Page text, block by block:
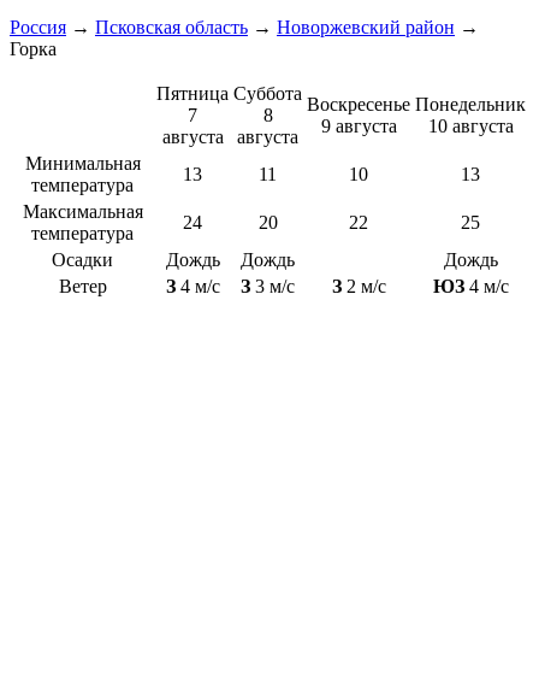
Россия → Псковская область → Новоржевский район →
Горка
Пятница
7
августа
Суббота
8
августа
Воскресенье
9 августа
Понедельник
10 августа
Минимальная
температура
13 11 10
13
Максимальная
температура
24 20 22
25
Осадки
Дождь Дождь
Дождь
Ветер
З4 м/с З 3 м/с З2 м/с ЮЗ4 м/с